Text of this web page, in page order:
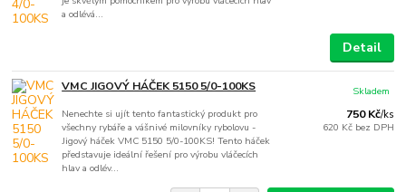
a odlévá...
Detail
VMC JIGOVÝ HÁČEK 5150 5/0-100KS
Nenechte si ujít tento fantastický produkt pro
všechny rybáře a vášnivé milovníky rybolovu -
Jigový háček VMC 5150 5/0-100KS! Tento háček
představuje ideální řešení pro výrobu vláčecích
hlav a odlév...
750 Kč/ks
620 Kč bez DPH
Skladem